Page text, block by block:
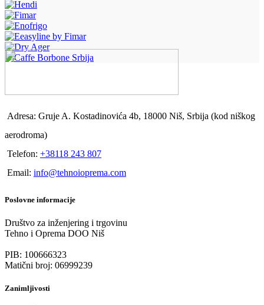
Adresa: Gruje A. Kostadinovića 4b, 18000 Niš, Srbija (kod niškog
aerodroma)
Telefon: +38118 243 807
Email: info@tehnoioprema.com
Poslovne informacije
Društvo za inženjering i trgovinu
Tehno i Oprema DOO Niš
PIB: 100666323
Matični broj: 06999239
Zanimljivosti